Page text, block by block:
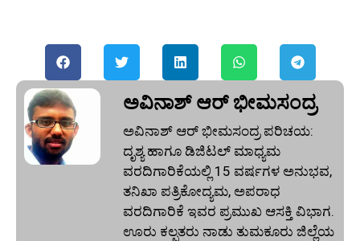
ಅವಿನಾಶ್‌ ಆರ್‌ ಭೀಮಸಂದ್ರ
ಅವಿನಾಶ್‌ ಆರ್‌ ಭೀಮಸಂದ್ರ ಪರಿಚಯ:
ದೃಶ್ಯ ಹಾಗೂ ಡಿಜಿಟಲ್ ಮಾಧ್ಯಮ
ವರದಿಗಾರಿಕೆಯಲ್ಲಿ 15 ವರ್ಷಗಳ ಅನುಭವ,
ತನಿಖಾ ಪತ್ರಿಕೋದ್ಯಮ, ಅಪರಾಧ
ವರದಿಗಾರಿಕೆ ಇವರ ಪ್ರಮುಖ ಆಸಕ್ತಿ ವಿಭಾಗ.
ಊರು ಕಲ್ಪತರು ನಾಡು ತುಮಕೂರು ಜಿಲ್ಲೆಯ